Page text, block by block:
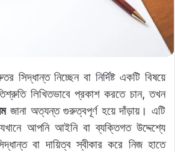
নিচ্ছেন বা নির্দিষ্ট একটি বিষয়ে
লিখিতভাবে প্রকাশ করতে চান, তখন
জানা অত্যন্ত গুরুত্বপূর্ণ হয়ে দাঁড়ায়। এটি
আপনি আইনি বা ব্যক্তিগত উদ্দেশ্যে
বা দায়িত্ব স্বীকার করে নিজ হাতে